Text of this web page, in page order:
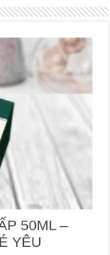
50ML –
YÊU